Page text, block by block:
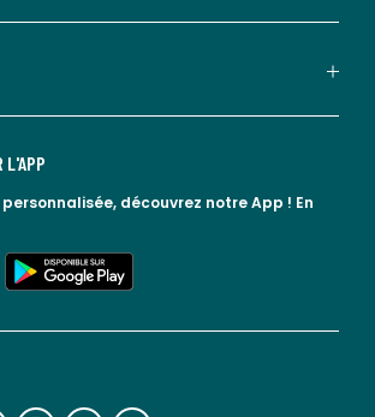
lien vers l'espace réseaux sociaux lien vers l'espace réseaux sociaux lien vers le blog la redoute
L'APP
découvrez notre App ! En
lien vers google play